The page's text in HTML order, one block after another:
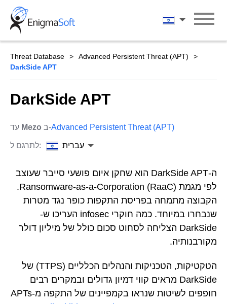
Skip
content
עברית
Threat Database
Advanced Persistent Threat (APT)
DarkSide APT
DarkSide APT
Mezo ב-Advanced Persistent Threat (APT)
לתרגם ל: עברית
ה-DarkSide APT הוא שחקן איום פושעי סייבר שעוצב
לפי מגמת Ransomware-as-a-Corporation (RaaC).
הקבוצה מתמחה בפריסת התקפות כופר נגד מטרות
שנבחרו במיוחד. כמה חוקרי infosec העריכו ש-
DarkSide הצליחה לסחוט סכום כולל של מיליון דולר
מקורבנותיה.
הטקטיקות, הטכניקות והנהלים הכלליים (TTPS) של
DarkSide מראים קווי דמיון גדולים ובמקרים רבים
חופפים לשיטות שנראו בקמפיינים של התקפה מ-APTs